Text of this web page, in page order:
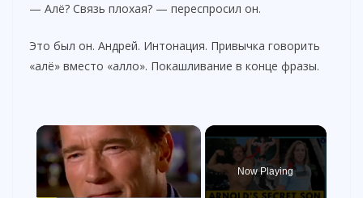
— Алё? Связь плохая? — переспросил он.
Это был он. Андрей. Интонация. Привычка говорить
«алё» вместо «алло». Покашливание в конце фразы.
×
Now Playing